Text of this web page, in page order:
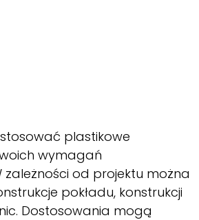
plastikowe
wymagań
zależności od projektu można
pokładu, konstrukcji
Dostosowania mogą